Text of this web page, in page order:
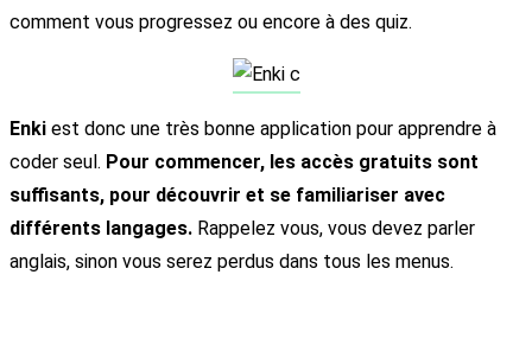
comment vous progressez ou encore à des quiz.
Enki est donc une très bonne application pour apprendre à
coder seul. Pour commencer, les accès gratuits sont
suffisants, pour découvrir et se familiariser avec
différents langages. Rappelez vous, vous devez parler
anglais, sinon vous serez perdus dans tous les menus.